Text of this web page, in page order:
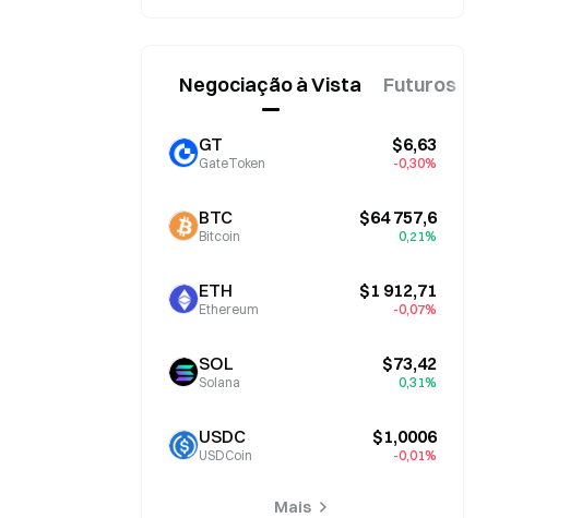
Negociação à Vista Futuros
GT
GateToken
$6,63
-0,30%
BTC
Bitcoin
$64 757,6
0,21%
ETH
Ethereum
$1 912,71
-0,07%
SOL
Solana
$73,42
0,31%
USDC
USDCoin
$1,0006
-0,01%
Mais